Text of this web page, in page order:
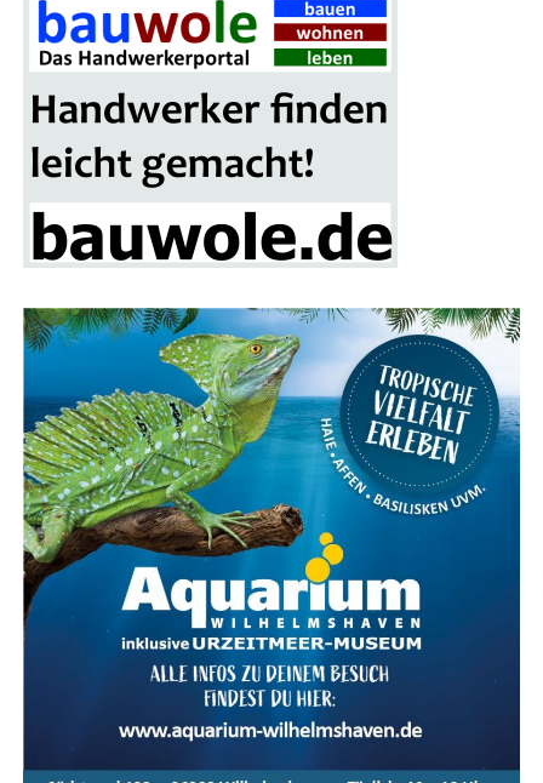
Ein wei­te­res High­light der Mes­se ist das gro­ße Gewinn­
spiel, bei dem ein schi­cker Mitsu­bi­shi Colt als Haupt­ge­
winn winkt. Alle Besu­cher erhal­ten mit ihrer Ein­tritts­
kar­te einen Teil­nah­me-Cou­pon, der in die Los­box auf
dem Mes­se­ge­län­de ein­ge­wor­fen wer­den kann. Die Ver­lo­
sung des Haupt­prei­ses erfolgt am Ende der Bau­mes­se-
Sai­son im nächs­ten Frühjahr.
Fokus auf Pho­to­vol­ta­ik und Solaranlagen
Ein beson­de­rer Schwer­punkt der Bau­mes­se Lin­gen liegt
auf alter­na­ti­ven Ener­gie­quel­len, ins­be­son­de­re Pho­to­
vol­ta­ik und Solar­an­la­gen. Über ein Dut­zend Aus­stel­ler
prä­sen­tie­ren ihre inno­va­ti­ven Lösun­gen für die Strom­
erzeu­gung und Heiz­sys­te­me mit Son­nen­en­er­gie. Ergän­
zend dazu gibt es Anbie­ter von Wär­me­pum­pen, Dämm­
ma­te­ria­li­en und Bera­tungs­diens­te für ener­ge­ti­sche
Sanierungen.
Das The­ma spie­gelt sich auch im kos­ten­frei­en Vor­trags­
pro­gramm wider, das an allen drei Mes­se­ta­gen statt­fin­
det. Exper­ten infor­mie­ren in ver­schie­de­nen Vor­trä­gen
über aktu­el­le The­men wie „Pho­to­vol­ta­ik­an­la­gen – Wel­
ches Sys­tem passt zu mei­nem Haus“, „Pho­to­vol­ta­ik –
Indi­vi­du­el­le Ener­gie­kon­zep­te mit Spei­cher und Lade­sta­
ti­on“ sowie „Ener­ge­tisch sanie­ren – aber wie? Der indi­vi­
du­el­le Sanie­rungs­fahr­plan als Ein­stieg in die ener­ge­ti­